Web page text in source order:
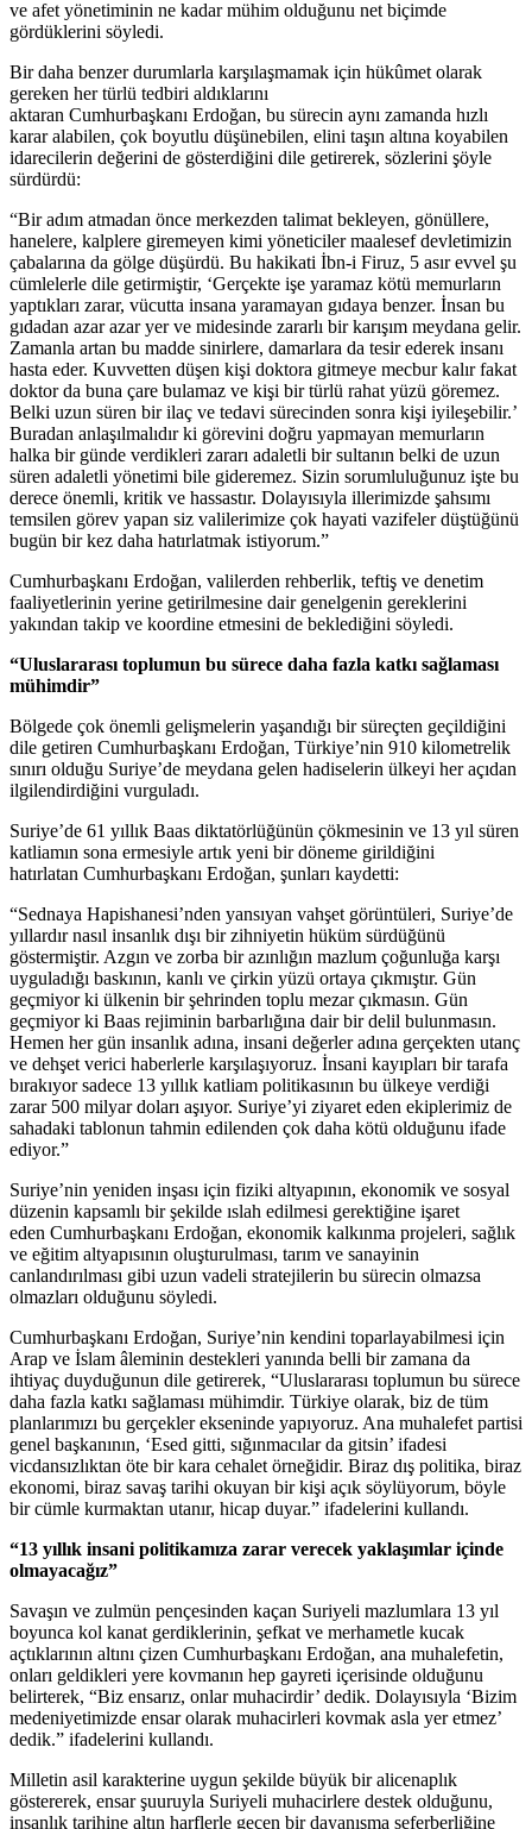
ve afet yönetiminin ne kadar mühim olduğunu net biçimde
gördüklerini söyledi.
Bir daha benzer durumlarla karşılaşmamak için hükûmet olarak
gereken her türlü tedbiri aldıklarını
aktaran Cumhurbaşkanı Erdoğan, bu sürecin aynı zamanda hızlı
karar alabilen, çok boyutlu düşünebilen, elini taşın altına koyabilen
idarecilerin değerini de gösterdiğini dile getirerek, sözlerini şöyle
sürdürdü:
“Bir adım atmadan önce merkezden talimat bekleyen, gönüllere,
hanelere, kalplere giremeyen kimi yöneticiler maalesef devletimizin
çabalarına da gölge düşürdü. Bu hakikati İbn-i Firuz, 5 asır evvel şu
cümlelerle dile getirmiştir, ‘Gerçekte işe yaramaz kötü memurların
yaptıkları zarar, vücutta insana yaramayan gıdaya benzer. İnsan bu
gıdadan azar azar yer ve midesinde zararlı bir karışım meydana gelir.
Zamanla artan bu madde sinirlere, damarlara da tesir ederek insanı
hasta eder. Kuvvetten düşen kişi doktora gitmeye mecbur kalır fakat
doktor da buna çare bulamaz ve kişi bir türlü rahat yüzü göremez.
Belki uzun süren bir ilaç ve tedavi sürecinden sonra kişi iyileşebilir.’
Buradan anlaşılmalıdır ki görevini doğru yapmayan memurların
halka bir günde verdikleri zararı adaletli bir sultanın belki de uzun
süren adaletli yönetimi bile gideremez. Sizin sorumluluğunuz işte bu
derece önemli, kritik ve hassastır. Dolayısıyla illerimizde şahsımı
temsilen görev yapan siz valilerimize çok hayati vazifeler düştüğünü
bugün bir kez daha hatırlatmak istiyorum.”
Cumhurbaşkanı Erdoğan, valilerden rehberlik, teftiş ve denetim
faaliyetlerinin yerine getirilmesine dair genelgenin gereklerini
yakından takip ve koordine etmesini de beklediğini söyledi.
“Uluslararası toplumun bu sürece daha fazla katkı sağlaması
mühimdir”
Bölgede çok önemli gelişmelerin yaşandığı bir süreçten geçildiğini
dile getiren Cumhurbaşkanı Erdoğan, Türkiye’nin 910 kilometrelik
sınırı olduğu Suriye’de meydana gelen hadiselerin ülkeyi her açıdan
ilgilendirdiğini vurguladı.
Suriye’de 61 yıllık Baas diktatörlüğünün çökmesinin ve 13 yıl süren
katliamın sona ermesiyle artık yeni bir döneme girildiğini
hatırlatan Cumhurbaşkanı Erdoğan, şunları kaydetti:
“Sednaya Hapishanesi’nden yansıyan vahşet görüntüleri, Suriye’de
yıllardır nasıl insanlık dışı bir zihniyetin hüküm sürdüğünü
göstermiştir. Azgın ve zorba bir azınlığın mazlum çoğunluğa karşı
uyguladığı baskının, kanlı ve çirkin yüzü ortaya çıkmıştır. Gün
geçmiyor ki ülkenin bir şehrinden toplu mezar çıkmasın. Gün
geçmiyor ki Baas rejiminin barbarlığına dair bir delil bulunmasın.
Hemen her gün insanlık adına, insani değerler adına gerçekten utanç
ve dehşet verici haberlerle karşılaşıyoruz. İnsani kayıpları bir tarafa
bırakıyor sadece 13 yıllık katliam politikasının bu ülkeye verdiği
zarar 500 milyar doları aşıyor. Suriye’yi ziyaret eden ekiplerimiz de
sahadaki tablonun tahmin edilenden çok daha kötü olduğunu ifade
ediyor.”
Suriye’nin yeniden inşası için fiziki altyapının, ekonomik ve sosyal
düzenin kapsamlı bir şekilde ıslah edilmesi gerektiğine işaret
eden Cumhurbaşkanı Erdoğan, ekonomik kalkınma projeleri, sağlık
ve eğitim altyapısının oluşturulması, tarım ve sanayinin
canlandırılması gibi uzun vadeli stratejilerin bu sürecin olmazsa
olmazları olduğunu söyledi.
Cumhurbaşkanı Erdoğan, Suriye’nin kendini toparlayabilmesi için
Arap ve İslam âleminin destekleri yanında belli bir zamana da
ihtiyaç duyduğunun dile getirerek, “Uluslararası toplumun bu sürece
daha fazla katkı sağlaması mühimdir. Türkiye olarak, biz de tüm
planlarımızı bu gerçekler ekseninde yapıyoruz. Ana muhalefet partisi
genel başkanının, ‘Esed gitti, sığınmacılar da gitsin’ ifadesi
vicdansızlıktan öte bir kara cehalet örneğidir. Biraz dış politika, biraz
ekonomi, biraz savaş tarihi okuyan bir kişi açık söylüyorum, böyle
bir cümle kurmaktan utanır, hicap duyar.” ifadelerini kullandı.
“13 yıllık insani politikamıza zarar verecek yaklaşımlar içinde
olmayacağız”
Savaşın ve zulmün pençesinden kaçan Suriyeli mazlumlara 13 yıl
boyunca kol kanat gerdiklerinin, şefkat ve merhametle kucak
açtıklarının altını çizen Cumhurbaşkanı Erdoğan, ana muhalefetin,
onları geldikleri yere kovmanın hep gayreti içerisinde olduğunu
belirterek, “Biz ensarız, onlar muhacirdir’ dedik. Dolayısıyla ‘Bizim
medeniyetimizde ensar olarak muhacirleri kovmak asla yer etmez’
dedik.” ifadelerini kullandı.
Milletin asil karakterine uygun şekilde büyük bir alicenaplık
göstererek, ensar şuuruyla Suriyeli muhacirlere destek olduğunu,
insanlık tarihine altın harflerle geçen bir dayanışma seferberliğine